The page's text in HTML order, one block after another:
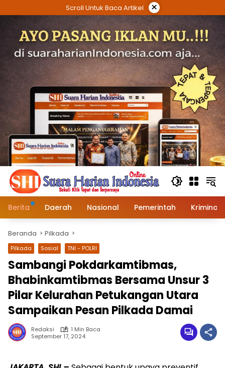
ke
Scroll Untuk Baca Artikel ×
Berita Daerah Nasional Pemerintah Kriminal
Beranda Pilkada
Pilkada Sosial TNI - POLRI
Sambangi Pokdarkamtibmas,
Bhabinkamtibmas Bersama Unsur 3
Pilar Kelurahan Petukangan Utara
Sampaikan Pesan Pilkada Damai
Redaksi
1 Min Baca
September 17, 2024